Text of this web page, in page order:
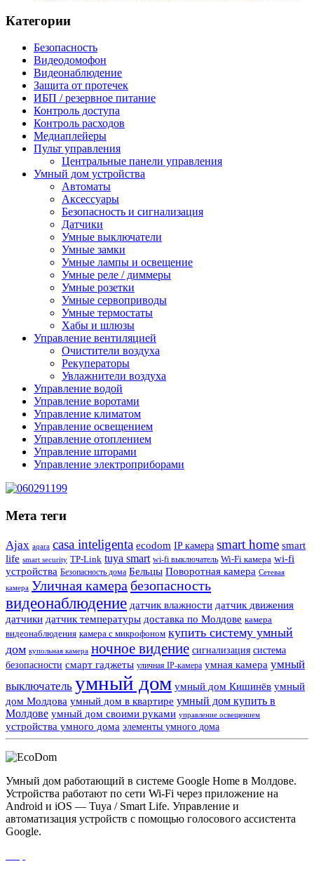
Категории
Безопасность
Видеодомофон
Видеонаблюдение
Защита от протечек
ИБП / резервное питание
Контроль доступа
Контроль расходов
Медиаплейеры
Пульт управления
Центральные панели управления
Умный дом устройства
Автоматы
Аксессуары
Безопасность и сигнализация
Датчики
Умные выключатели
Умные замки
Умные лампы и освещение
Умные реле / диммеры
Умные розетки
Умные сервоприводы
Умные термостаты
Хабы и шлюзы
Управление вентиляцией
Очистители воздуха
Рекуператоры
Увлажнители воздуха
Управление водой
Управление воротами
Управление климатом
Управление освещением
Управление отоплением
Управление шторами
Управление электроприборами
Мета теги
Ajax aqara casa inteligenta ecodom IP камера smart home smart
life smart security TP-Link tuya smart wi-fi выключатель Wi-Fi камера wi-fi
устройства Безопасность дома Бельцы Поворотная камера Сетевая
камера Уличная камера безопасность
видеонаблюдение датчик влажности датчик движения
датчики датчик температуры доставка по Молдове камера
видеонаблюдения камера с микрофоном купить систему умный
дом купольная камера ночное видение сигнализация система
безопасности смарт гаджеты уличная IP-камера умная камера умный
выключатель умный дом умный дом Кишинёв умный
дом Молдова умный дом в квартире умный дом купить в
Молдове умный дом своими руками управление освещением
устройства умного дома элементы умного дома
Умный дом работающий в системе Google Home в Молдове.
Устройства работают по сети Wi-Fi через приложение на
Android и iOS — Tuya / Smart Life. Управление и
автоматизация устройств с помощью голосового ассистента
Google.